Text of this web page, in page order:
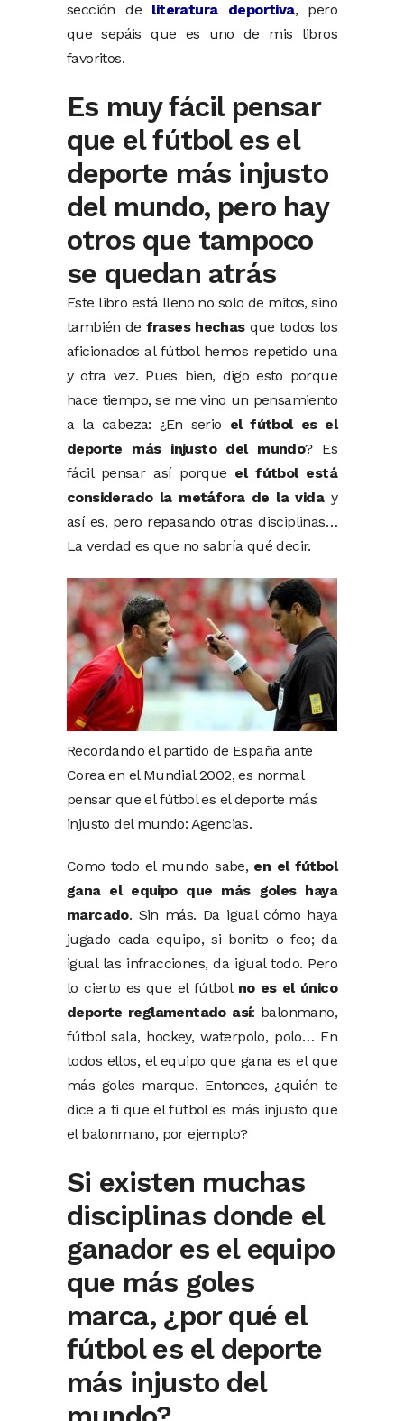
sección de literatura deportiva, pero
que sepáis que es uno de mis libros
favoritos.
Es muy fácil pensar
que el fútbol es el
deporte más injusto
del mundo, pero hay
otros que tampoco
se quedan atrás
Este libro está lleno no solo de mitos, sino
también de frases hechasque todos los
aficionados al fútbol hemos repetido una
y otra vez. Pues bien, digo esto porque
hace tiempo, se me vino un pensamiento
a la cabeza: ¿En serio el fútbol es el
deporte más injusto del mundo? Es
fácil pensar así porque el fútbol está
considerado la metáfora de la viday
así es, pero repasando otras disciplinas…
La verdad es que no sabría qué decir.
Recordando el partido de España ante
Corea en el Mundial 2002, es normal
pensar que el fútbol es el deporte más
injusto del mundo: Agencias.
Como todo el mundo sabe, en el fútbol
gana el equipo que más goles haya
marcado. Sin más. Da igual cómo haya
jugado cada equipo, si bonito o feo; da
igual las infracciones, da igual todo. Pero
lo cierto es que el fútbol no es el único
deporte reglamentado así: balonmano,
fútbol sala, hockey, waterpolo, polo… En
todos ellos, el equipo que gana es el que
más goles marque. Entonces, ¿quién te
dice a ti que el fútbol es más injusto que
el balonmano, por ejemplo?
Si existen muchas
disciplinas donde el
ganador es el equipo
que más goles
marca, ¿por qué el
fútbol es el deporte
más injusto del